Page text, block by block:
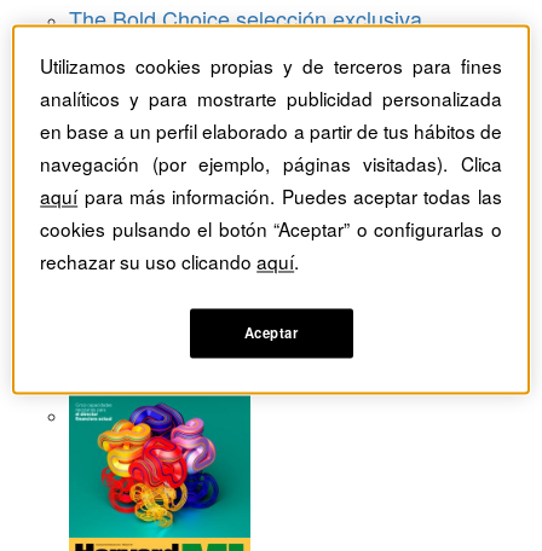
The Bold Choice selección exclusiva
Top Employers selección exclusiva
Hemeroteca
Monográficos
Dossieres
Revistas del mes
Utilizamos cookies propias y de terceros para fines
analíticos y para mostrarte publicidad personalizada
en base a un perfil elaborado a partir de tus hábitos de
navegación (por ejemplo, páginas visitadas). Clica
aquípara más información. Puedes aceptar todas las
cookies pulsando el botón “Aceptar” o configurarlas o
rechazar su uso clicandoaquí.
Aceptar